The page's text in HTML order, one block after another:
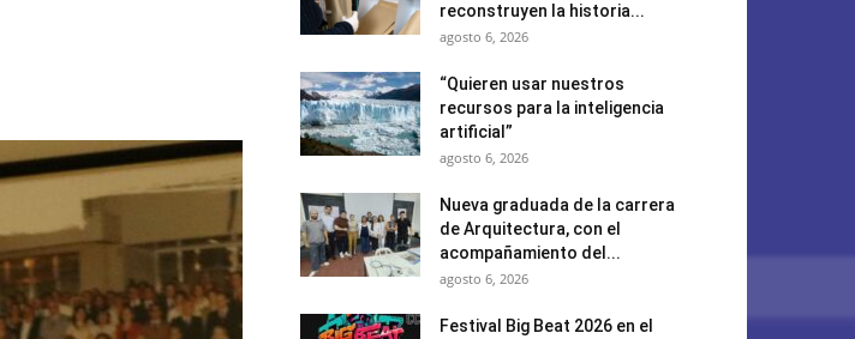
reconstruyen la historia...
agosto 6, 2026
“Quieren usar nuestros
recursos para la inteligencia
artificial”
agosto 6, 2026
Nueva graduada de la carrera
de Arquitectura, con el
acompañamiento del...
agosto 6, 2026
Festival Big Beat 2026 en el